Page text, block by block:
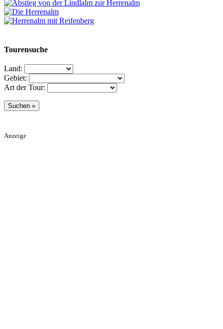
Tourensuche
Land:
Gebiet:
Art der Tour:
Anzeige